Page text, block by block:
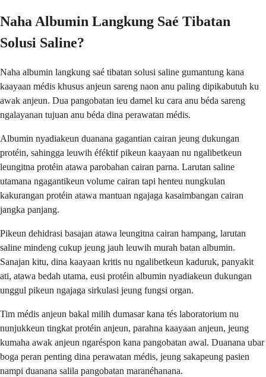
Naha Albumin Langkung Saé Tibatan
Solusi Saline?
Naha albumin langkung saé tibatan solusi saline gumantung kana
kaayaan médis khusus anjeun sareng naon anu paling dipikabutuh ku
awak anjeun. Dua pangobatan ieu damel ku cara anu béda sareng
ngalayanan tujuan anu béda dina perawatan médis.
Albumin nyadiakeun duanana gagantian cairan jeung dukungan
protéin, sahingga leuwih éféktif pikeun kaayaan nu ngalibetkeun
leungitna protéin atawa parobahan cairan parna. Larutan saline
utamana ngagantikeun volume cairan tapi henteu nungkulan
kakurangan protéin atawa mantuan ngajaga kasaimbangan cairan
jangka panjang.
Pikeun dehidrasi basajan atawa leungitna cairan hampang, larutan
saline mindeng cukup jeung jauh leuwih murah batan albumin.
Sanajan kitu, dina kaayaan kritis nu ngalibetkeun kaduruk, panyakit
ati, atawa bedah utama, eusi protéin albumin nyadiakeun dukungan
unggul pikeun ngajaga sirkulasi jeung fungsi organ.
Tim médis anjeun bakal milih dumasar kana tés laboratorium nu
nunjukkeun tingkat protéin anjeun, parahna kaayaan anjeun, jeung
kumaha awak anjeun ngaréspon kana pangobatan awal. Duanana ubar
boga peran penting dina perawatan médis, jeung sakapeung pasien
nampi duanana salila pangobatan maranéhanana.